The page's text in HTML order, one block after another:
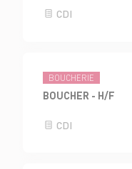
CDI
BOUCHERIE
BOUCHER - H/F
CDI